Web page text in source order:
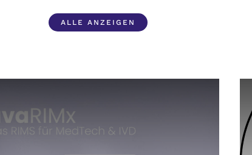
ALLE ANZEIGEN